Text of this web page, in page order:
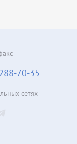
70-35
сетях